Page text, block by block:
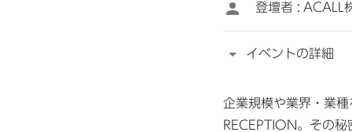
登壇者 : ACALL
イベントの詳細
企業規模や業界・業
RECEPTION。その